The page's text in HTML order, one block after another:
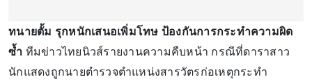
ทนายตั้ม รุกหนักเสนอเพิ่มโทษ ป้องกันการกระทำความผิด
ซ้ำ ทีมข่าวไทยนิวส์รายงานความคืบหน้า กรณีที่ดาราสาว
นักแสดงถูกนายตำรวจตำแหน่งสารวัตรก่อเหตุกระทำ